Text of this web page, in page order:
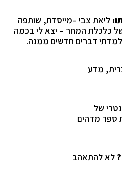
ליאת צבי –מייסדת, שותפה
של כלכלת המחר – יצא לי בכמה
דברים חדשים ממנה.
מדע
של
ספר מדהים
לא להתאהב